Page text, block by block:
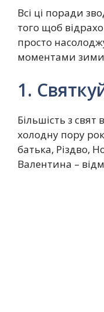
Всі ці поради
того щоб
просто
моментами
1.
Більшість з
холодну пору
батька, Різдво,
Валентина –